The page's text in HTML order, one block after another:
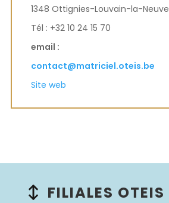
1348 Ottignies-Louvain-la-Neuve
Tél : +32 10 24 15 70
email :
contact@matriciel.oteis.be
Site web
FILIALES OTEIS